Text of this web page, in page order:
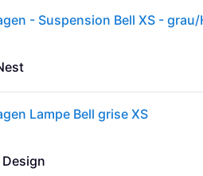
Lampe Bell grise XS
Design